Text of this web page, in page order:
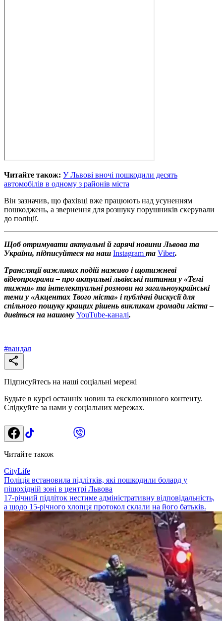
Читайте також: У Львові вночі пошкодили десять
автомобілів в одному з районів міста
Він зазначив, що фахівці вже працюють над усуненням
пошкоджень, а звернення для розшуку порушників скерували
до поліції.
Щоб отримувати актуальні й гарячі новини Львова та
України, підписуйтеся на наш Instagram та Viber.
Трансляції важливих подій наживо і щотижневі
відеопрограми – про актуальні львівські питання у «Темі
тижня» та інтелектуальні розмови на загальноукраїнські
теми у «Акцентах Твого міста» і публічні дискусії для
спільного пошуку кращих рішень викликам громади міста –
дивіться на нашому YouTube-каналі.
#вандал
Підписуйтесь на наші соціальні мережі
Будьте в курсі останніх новин та ексклюзивного контенту.
Слідкуйте за нами у соціальних мережах.
Читайте також
CityLife
Поліція встановила підлітків, які пошкодили болард у
пішохідній зоні в центрі Львова
17-річний підліток нестиме адміністративну відповідальність,
а щодо 15-річного хлопця протокол склали на його батьків.